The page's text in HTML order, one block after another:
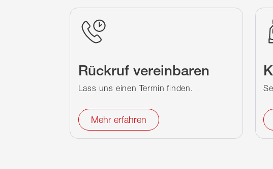
Rückruf vereinbaren
Lass uns einen Termin finden.
Mehr erfahren